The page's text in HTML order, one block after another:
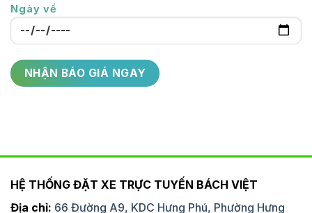
Ngày về
HỆ THỐNG ĐẶT XE TRỰC TUYẾN BÁCH VIỆT
Địa chỉ: 66 Đường A9, KDC Hưng Phú, Phường Hưng